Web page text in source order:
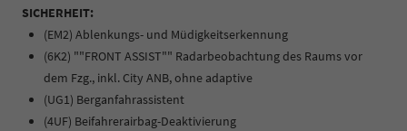
SICHERHEIT:
(EM2) Ablenkungs- und Müdigkeitserkennung
(6K2) ""FRONT ASSIST"" Radarbeobachtung des Raums vor
dem Fzg., inkl. City ANB, ohne adaptive
(UG1) Berganfahrassistent
(4UF) Beifahrerairbag-Deaktivierung